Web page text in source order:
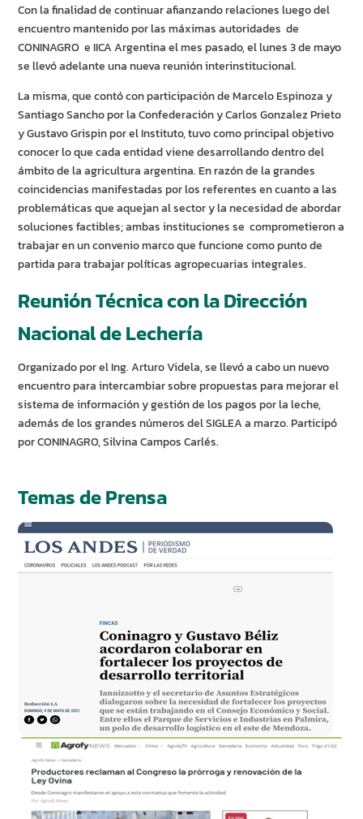
Con la finalidad de continuar afianzando relaciones luego del
encuentro mantenido por las máximas autoridades de
CONINAGRO e IICA Argentina el mes pasado, el lunes 3 de mayo
se llevó adelante una nueva reunión interinstitucional.
La misma, que contó con participación de Marcelo Espinoza y
Santiago Sancho por la Confederación y Carlos Gonzalez Prieto
y Gustavo Grispin por el Instituto, tuvo como principal objetivo
conocer lo que cada entidad viene desarrollando dentro del
ámbito de la agricultura argentina. En razón de la grandes
coincidencias manifestadas por los referentes en cuanto a las
problemáticas que aquejan al sector y la necesidad de abordar
soluciones factibles; ambas instituciones se comprometieron a
trabajar en un convenio marco que funcione como punto de
partida para trabajar políticas agropecuarias integrales.
Reunión Técnica con la Dirección
Nacional de Lechería
Organizado por el Ing. Arturo Videla, se llevó a cabo un nuevo
encuentro para intercambiar sobre propuestas para mejorar el
sistema de información y gestión de los pagos por la leche,
además de los grandes números del SIGLEA a marzo. Participó
por CONINAGRO, Silvina Campos Carlés.
Temas de Prensa